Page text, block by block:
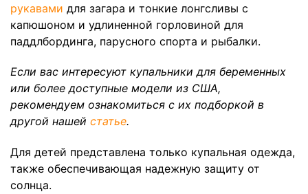
рукавами для загара и тонкие лонгсливы с
капюшоном и удлиненной горловиной для
паддлбординга, парусного спорта и рыбалки.
Если вас интересуют купальники для беременных
или более доступные модели из США,
рекомендуем ознакомиться с их подборкой в
другой нашей статье.
Для детей представлена только купальная одежда,
также обеспечивающая надежную защиту от
солнца.